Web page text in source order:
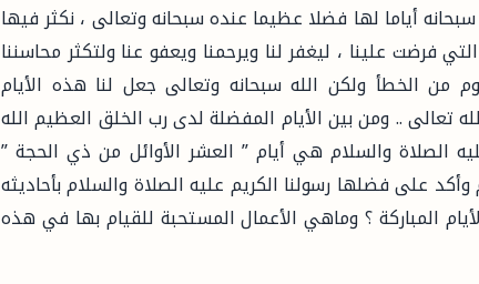
أياما لها فضلا عظيما عنده سبحانه وتعالى ، نكثر فيها
فرضت علينا ، ليغفر لنا ويرحمنا ويعفو عنا ولتكثر محاسننا
من الخطأ ولكن الله سبحانه وتعالى جعل لنا هذه الأيام
تعالى .. ومن بين الأيام المفضلة لدى رب الخلق العظيم الله
الصلاة والسلام هي أيام ” العشر الأوائل من ذي الحجة ”
على فضلها رسولنا الكريم عليه الصلاة والسلام بأحاديثه
المباركة ؟ وماهي الأعمال المستحبة للقيام بها في هذه